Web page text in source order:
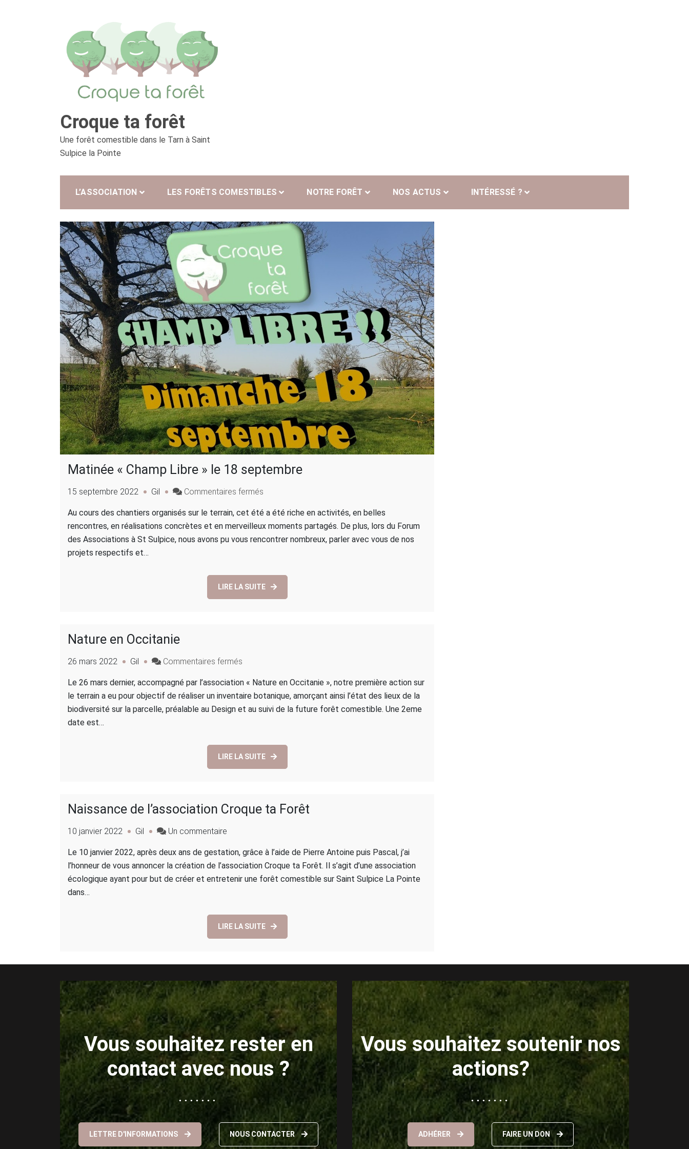
Croque ta forêt
Une forêt comestible dans le Tarn à Saint
Sulpice la Pointe
L’ASSOCIATION LES FORÊTS COMESTIBLES NOTRE FORÊT NOS ACTUS INTÉRESSÉ ?
Matinée « Champ Libre » le 18 septembre
15 septembre 2022 Gil Commentaires fermés
« Champ
Libre »
le
Au cours des chantiers organisés sur le terrain, cet été a été riche en activités, en belles
rencontres, en réalisations concrètes et en merveilleux moments partagés. De plus, lors du Forum
des Associations à St Sulpice, nous avons pu vous rencontrer nombreux, parler avec vous de nos
projets respectifs et…
LIRE LA SUITE
Nature en Occitanie
26 mars 2022 Gil Commentaires fermés
en
Occitanie
Le 26 mars dernier, accompagné par l’association « Nature en Occitanie », notre première action sur
le terrain a eu pour objectif de réaliser un inventaire botanique, amorçant ainsi l’état des lieux de la
biodiversité sur la parcelle, préalable au Design et au suivi de la future forêt comestible. Une 2eme
date est…
LIRE LA SUITE
Naissance de l’association Croque ta Forêt
10 janvier 2022 Gil Un commentaire
de
l’association
Croque
Le 10 janvier 2022, après deux ans de gestation, grâce à l’aide de Pierre Antoine puis Pascal, j’ai
l’honneur de vous annoncer la création de l’association Croque ta Forêt. Il s’agit d’une association
écologique ayant pour but de créer et entretenir une forêt comestible sur Saint Sulpice La Pointe
dans…
LIRE LA SUITE
Vous souhaitez rester en
contact avec nous ?
LETTRE D'INFORMATIONS NOUS CONTACTER
Vous souhaitez soutenir nos
actions?
ADHÉRER FAIRE UN DON